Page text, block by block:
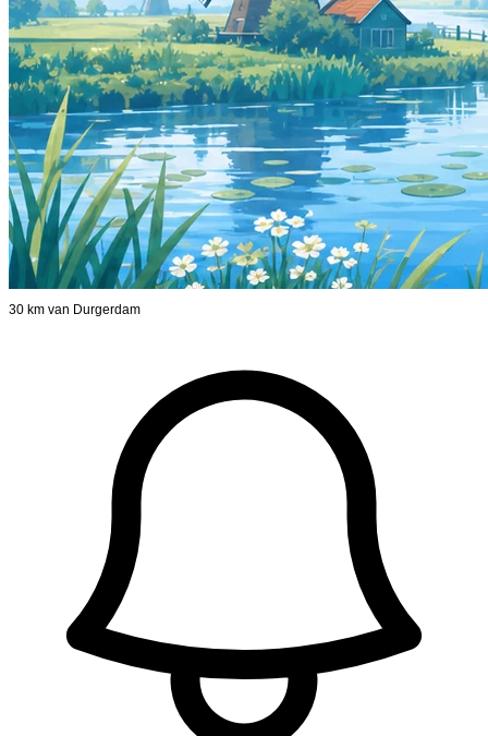
30 km van Durgerdam